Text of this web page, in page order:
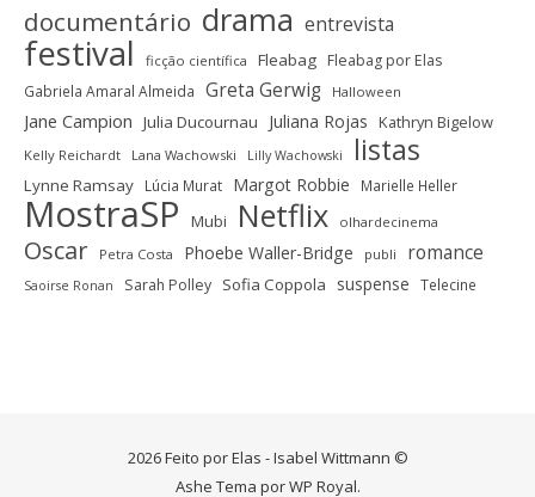
documentário drama entrevista
festival ficção científica Fleabag Fleabag por Elas
Gabriela Amaral Almeida Greta Gerwig Halloween
Jane Campion Julia Ducournau Juliana Rojas Kathryn Bigelow
Kelly Reichardt Lana Wachowski Lilly Wachowski listas
Lynne Ramsay Lúcia Murat Margot Robbie Marielle Heller
MostraSP Mubi Netflix olhardecinema
Oscar Petra Costa Phoebe Waller-Bridge publi romance
Saoirse Ronan Sarah Polley Sofia Coppola suspense Telecine
2026 Feito por Elas - Isabel Wittmann ©
Ashe Tema porWP Royal.